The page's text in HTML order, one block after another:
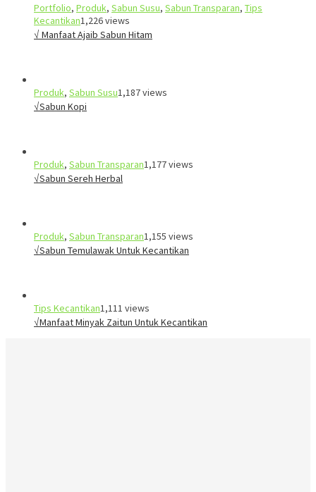
Portfolio, Produk, Sabun Susu, Sabun Transparan, Tips
Kecantikan1,226 views
√ Manfaat Ajaib Sabun Hitam
Produk, Sabun Susu1,187 views
√Sabun Kopi
Produk, Sabun Transparan1,177 views
√Sabun Sereh Herbal
Produk, Sabun Transparan1,155 views
√Sabun Temulawak Untuk Kecantikan
Tips Kecantikan1,111 views
√Manfaat Minyak Zaitun Untuk Kecantikan